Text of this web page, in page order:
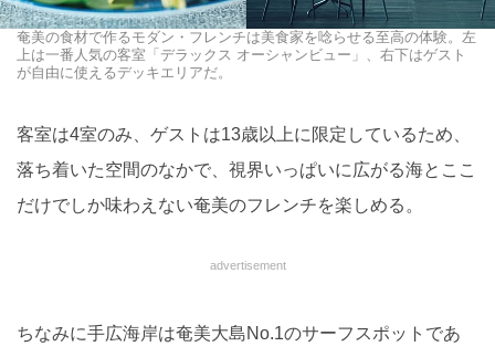
奄美の食材で作るモダン・フレンチは美食家を唸らせる至高の体験。左
上は一番人気の客室「デラックス オーシャンビュー」、右下はゲスト
が自由に使えるデッキエリアだ。
客室は4室のみ、ゲストは13歳以上に限定しているため、
落ち着いた空間のなかで、視界いっぱいに広がる海とここ
だけでしか味わえない奄美のフレンチを楽しめる。
advertisement
ちなみに手広海岸は奄美大島No.1のサーフスポットであ